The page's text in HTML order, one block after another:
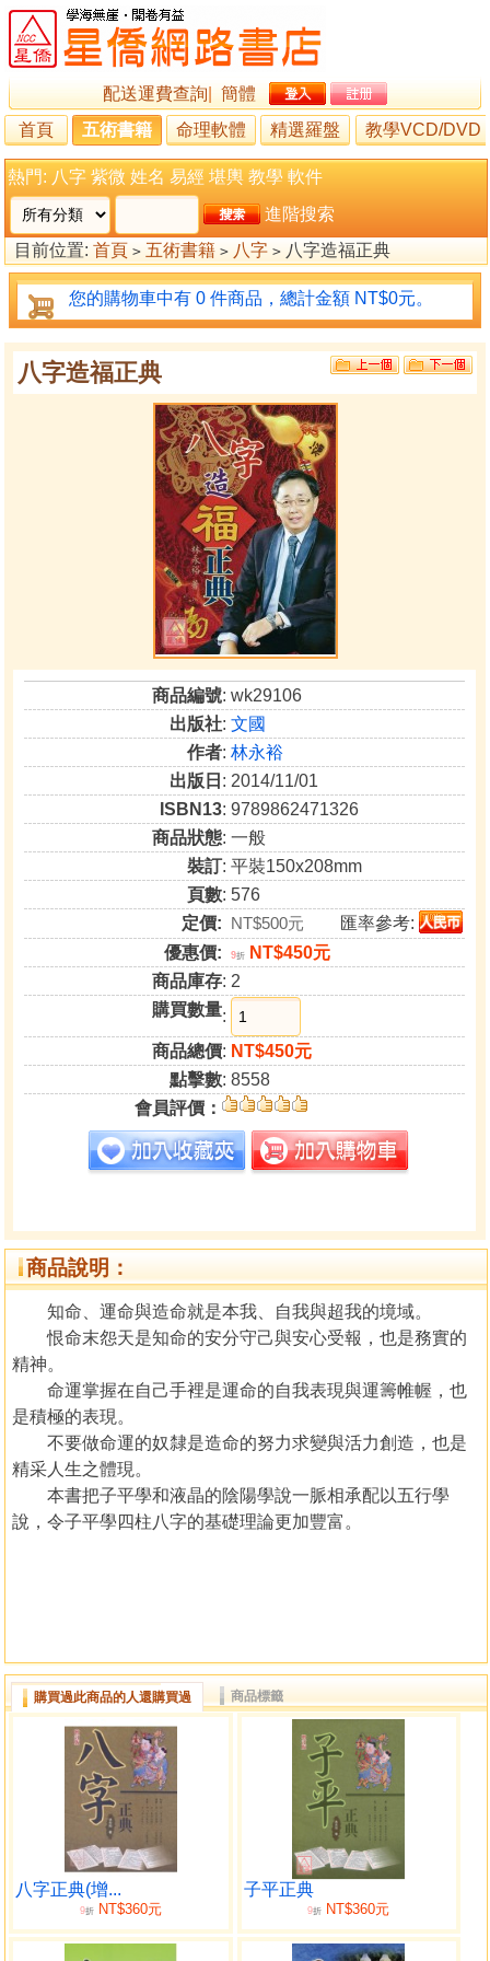
配送運費查詢
簡體
首頁
五術書籍 命理軟體 精選羅盤 教學VCD/DVD
熱門: 八字 紫微 姓名 易經 堪輿 教學 軟件
進階搜索
目前位置: 首頁 > 五術書籍 > 八字 > 八字造福正典
您的購物車中有 0 件商品，總計金額 NT$0元。
八字造福正典
商品編號: wk29106
出版社:文國
作者:林永裕
出版日 : 2014/11/01
ISBN13: 9789862471326
商品狀態: 一般
裝訂: 平裝150x208mm
頁數: 576
定價: NT$500元
匯率參考:
優惠價:
9折
NT$450元
商品庫存: 2
購買數量:
商品總價: NT$450元
點擊數: 8558
會員評價：
商品說明：
知命、運命與造命就是本我、自我與超我的境域。
恨命末怨天是知命的安分守己與安心受報，也是務實的
精神。
命運掌握在自己手裡是運命的自我表現與運籌帷幄，也
是積極的表現。
不要做命運的奴隸是造命的努力求變與活力創造，也是
精采人生之體現。
本書把子平學和液晶的陰陽學說一脈相承配以五行學
說，令子平學四柱八字的基礎理論更加豐富。
購買過此商品的人還購買過 商品標籤
八字正典(增...
9折NT$360元
子平正典
9折 NT$360元